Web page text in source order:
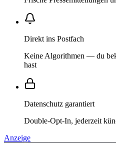
Direkt ins Postfach
Keine Algorithmen — du
hast
Datenschutz garantiert
Double-Opt-In, jederzeit
Anzeige